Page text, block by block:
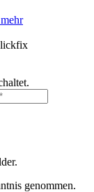
mehr
genommen.